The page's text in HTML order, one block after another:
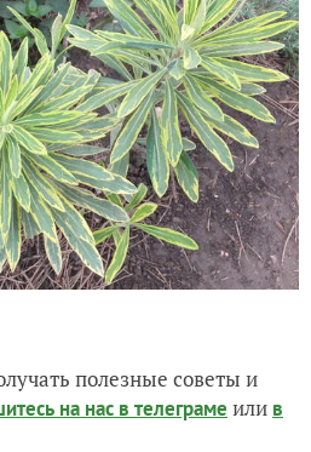
полезные советы и
на нас в телеграме или в